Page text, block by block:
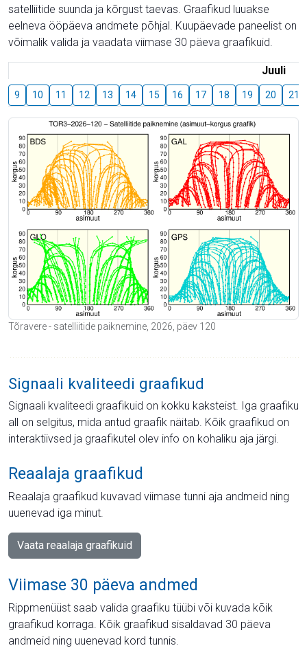
satelliitide suunda ja kõrgust taevas. Graafikud luuakse
eelneva ööpäeva andmete põhjal. Kuupäevade paneelist on
võimalik valida ja vaadata viimase 30 päeva graafikuid.
Juuli
9 10 11 12 13 14 15 16 17 18 19 20 21
Tõravere - satelliitide paiknemine, 2026, päev 120
Signaali kvaliteedi graafikud
Signaali kvaliteedi graafikuid on kokku kaksteist. Iga graafiku
all on selgitus, mida antud graafik näitab. Kõik graafikud on
interaktiivsed ja graafikutel olev info on kohaliku aja järgi.
Reaalaja graafikud
Reaalaja graafikud kuvavad viimase tunni aja andmeid ning
uuenevad iga minut.
Vaata reaalaja graafikuid
Viimase 30 päeva andmed
Rippmenüüst saab valida graafiku tüübi või kuvada kõik
graafikud korraga. Kõik graafikud sisaldavad 30 päeva
andmeid ning uuenevad kord tunnis.